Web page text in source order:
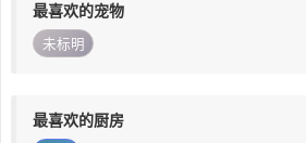
最喜欢的宠物
未标明
最喜欢的厨房